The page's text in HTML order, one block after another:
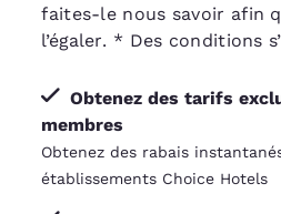
faites-le nous savoir afin
l’égaler. * Des conditions
Obtenez des tarifs
membres
Obtenez des rabais
établissements Choice Hotels